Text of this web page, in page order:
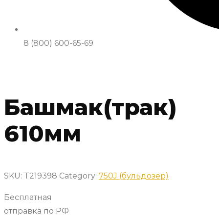
8 (800) 600-65-69
Башмак(трак)
610мм
SKU: T219398 Category: 750J (бульдозер)
Бесплатная
отправка по РФ